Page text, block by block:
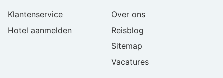
Klantenservice
Hotel aanmelden
Over ons
Reisblog
Sitemap
Vacatures